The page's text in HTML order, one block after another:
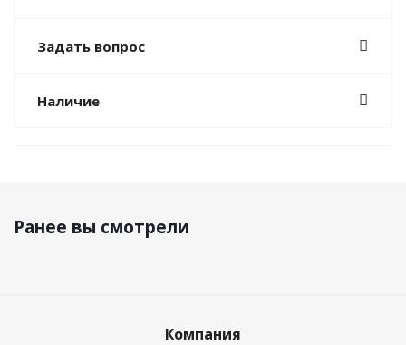
Задать вопрос
Наличие
Ранее вы смотрели
Компания